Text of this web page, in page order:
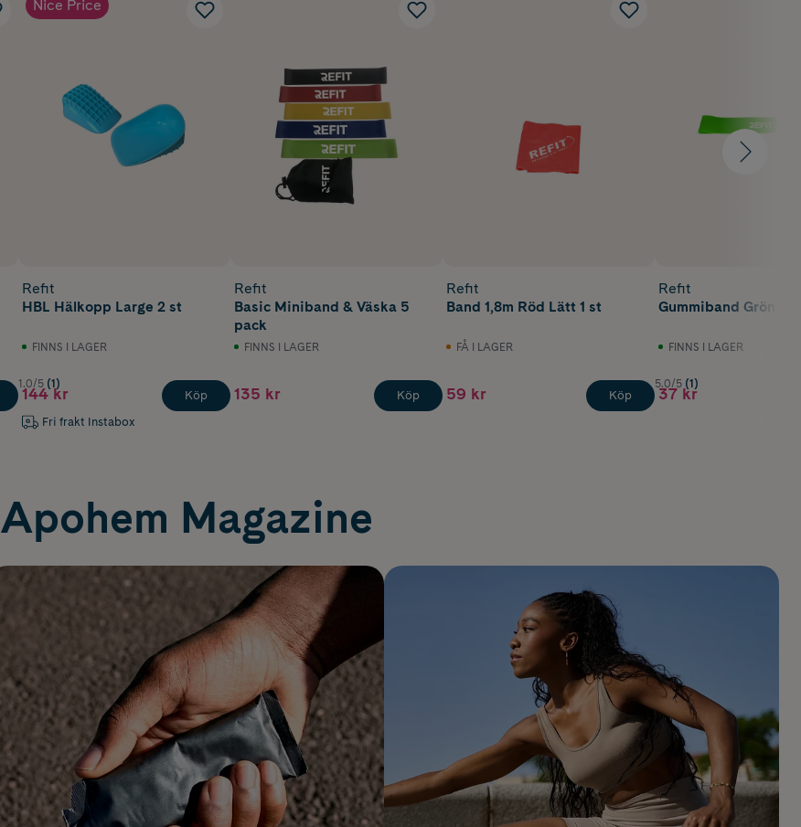
Nice Price
Refit
HBL Hälkopp Large 2 st
FINNS I LAGER
1.0/5 (1)
144 kr
Fri frakt Instabox
Köp
Refit
Basic Miniband & Väska 5
pack
FINNS I LAGER
135 kr Köp
Refit
Band 1,8m Röd Lätt 1 st
FÅ I LAGER
59 kr Köp
Refit
Gummiband Grön
FINNS I LAGER
5.0/5 (1)
37 kr
Apohem Magazine